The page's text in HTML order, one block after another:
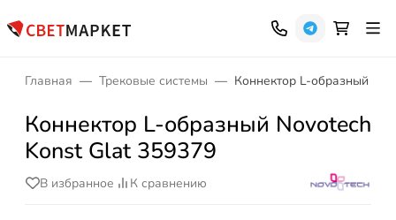
Главная Трековые системы Коннектор L-образный
Коннектор L-образный Novotech
Konst Glat 359379
В избранное К сравнению